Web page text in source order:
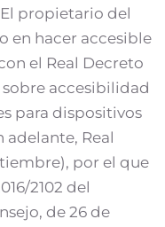
propietario del
en hacer accesible
el Real Decreto
sobre accesibilidad
para dispositivos
Real
por el que
2102 del
de 26 de